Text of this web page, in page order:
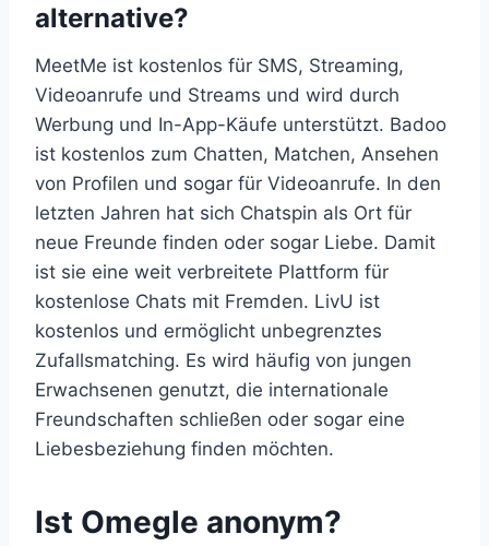
alternative?
MeetMe ist kostenlos für SMS, Streaming,
Videoanrufe und Streams und wird durch
Werbung und In-App-Käufe unterstützt. Badoo
ist kostenlos zum Chatten, Matchen, Ansehen
von Profilen und sogar für Videoanrufe. In den
letzten Jahren hat sich Chatspin als Ort für
neue Freunde finden oder sogar Liebe. Damit
ist sie eine weit verbreitete Plattform für
kostenlose Chats mit Fremden. LivU ist
kostenlos und ermöglicht unbegrenztes
Zufallsmatching. Es wird häufig von jungen
Erwachsenen genutzt, die internationale
Freundschaften schließen oder sogar eine
Liebesbeziehung finden möchten.
Ist Omegle anonym?